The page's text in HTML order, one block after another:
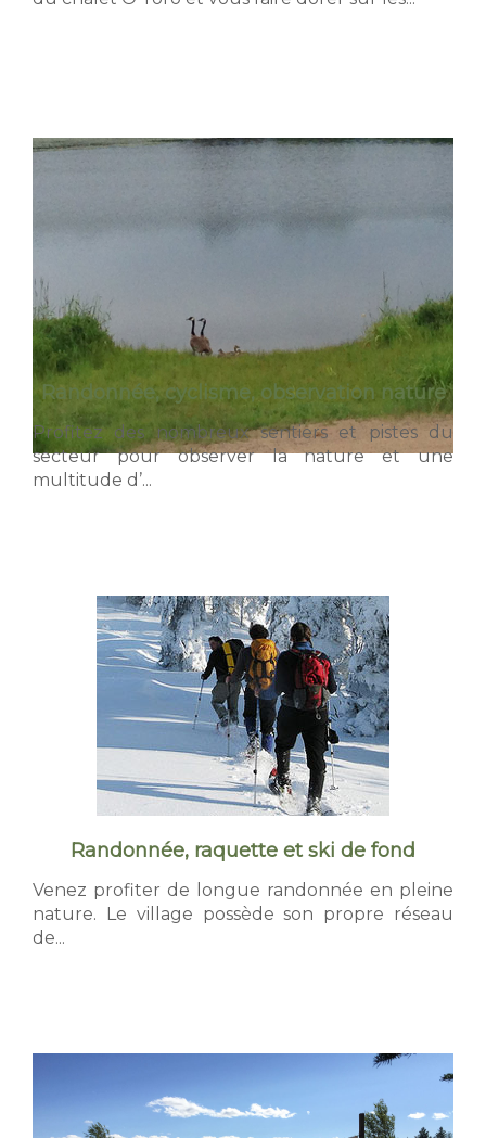
Randonnée, cyclisme, observation nature
Profitez des nombreux sentiers et pistes du
secteur pour observer la nature et une
multitude d’...
Randonnée, raquette et ski de fond
Venez profiter de longue randonnée en pleine
nature. Le village possède son propre réseau
de...